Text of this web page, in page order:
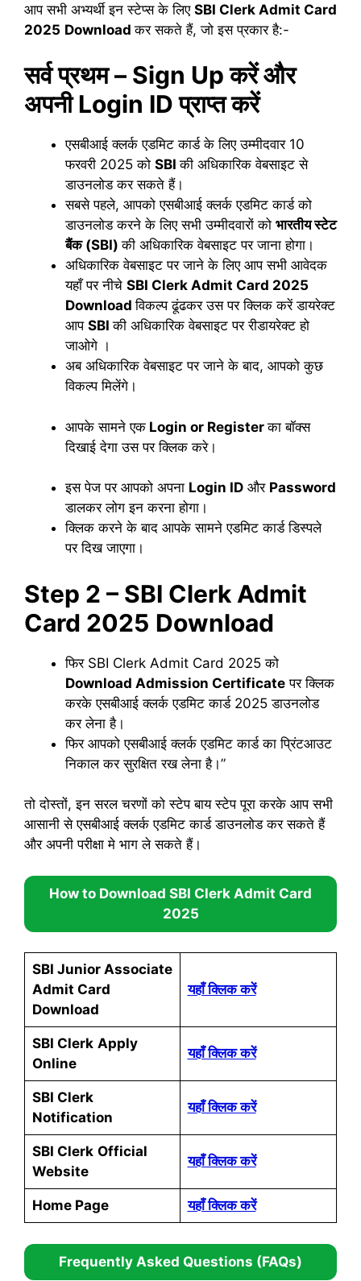
आप सभी अभ्यर्थी इन स्टेप्स के लिए SBI Clerk Admit Card
2025 Downloadकर सकते हैं, जो इस प्रकार है:-
सर्व प्रथम – Sign Up करें और
अपनी Login ID प्राप्त करें
एसबीआई क्लर्क एडमिट कार्ड के लिए उम्मीदवार 10
फरवरी 2025 को SBIकी अधिकारिक वेबसाइट से
डाउनलोड कर सकते हैं।
सबसे पहले, आपको एसबीआई क्लर्क एडमिट कार्ड को
डाउनलोड करने के लिए सभी उम्मीदवारों को भारतीय स्टेट
बैंक (SBI)की अधिकारिक वेबसाइट पर जाना होगा।
अधिकारिक वेबसाइट पर जाने के लिए आप सभी आवेदक
यहाँ पर नीचे SBI Clerk Admit Card 2025
Download विकल्प ढूंढकर उस पर क्लिक करें डायरेक्ट
आप SBIकी अधिकारिक वेबसाइट पर रीडायरेक्ट हो
जाओगे ।
अब अधिकारिक वेबसाइट पर जाने के बाद, आपको कुछ
विकल्प मिलेंगे।
आपके सामने एक Login or Registerका बॉक्स
दिखाई देगा उस पर क्लिक करे।
इस पेज पर आपको अपना Login ID और Password
डालकर लोग इन करना होगा।
क्लिक करने के बाद आपके सामने एडमिट कार्ड डिस्पले
पर दिख जाएगा।
Step 2 – SBI Clerk Admit
Card 2025 Download
फिर SBI Clerk Admit Card 2025 को
Download Admission Certificate पर क्लिक
करके एसबीआई क्लर्क एडमिट कार्ड 2025 डाउनलोड
कर लेना है।
फिर आपको एसबीआई क्लर्क एडमिट कार्ड का प्रिंटआउट
निकाल कर सुरक्षित रख लेना है।”
तो दोस्तों, इन सरल चरणों को स्टेप बाय स्टेप पूरा करके आप सभी
आसानी से एसबीआई क्लर्क एडमिट कार्ड डाउनलोड कर सकते हैं
और अपनी परीक्षा मे भाग ले सकते हैं।
How to Download SBI Clerk Admit Card
2025
SBI Junior Associate
Admit Card
Download
यहाँ क्लिक करें
SBI Clerk Apply
Online
यहाँ क्लिक करें
SBI Clerk
Notification
यहाँ क्लिक करें
SBI Clerk Official
Website
यहाँ क्लिक करें
Home Page यहाँ क्लिक करें
Frequently Asked Questions (FAQs)